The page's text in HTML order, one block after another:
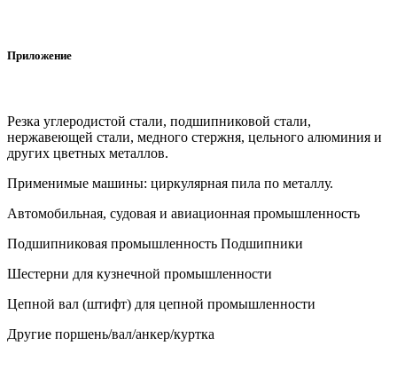
Приложение
Резка углеродистой стали, подшипниковой стали,
нержавеющей стали, медного стержня, цельного алюминия и
других цветных металлов.
Применимые машины: циркулярная пила по металлу.
Автомобильная, судовая и авиационная промышленность
Подшипниковая промышленность Подшипники
Шестерни для кузнечной промышленности
Цепной вал (штифт) для цепной промышленности
Другие поршень/вал/анкер/куртка